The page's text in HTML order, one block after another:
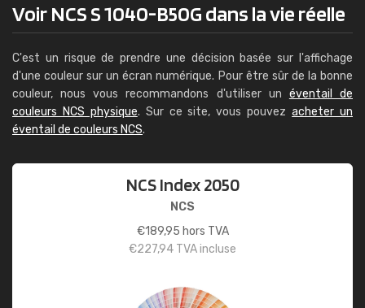
Voir NCS S 1040-B50G dans la vie réelle
C'est un risque de prendre une décision basée sur l'affichage
d'une couleur sur un écran numérique. Pour être sûr de la bonne
couleur, nous vous recommandons d'utiliser un éventail de
couleurs NCS physique. Sur ce site, vous pouvezacheter un
éventail de couleurs NCS.
NCS Index 2050
NCS
€189,95 hors TVA
€227,94 TVA incluse